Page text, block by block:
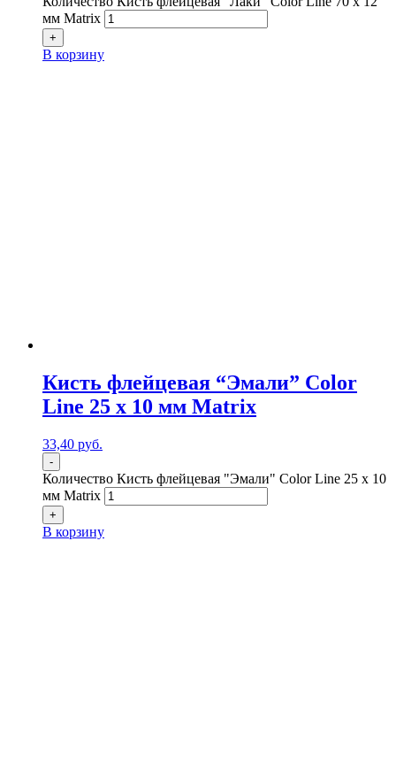
мм Matrix
+
В корзину
Кисть флейцевая “Эмали” Color
Line 25 х 10 мм Matrix
33,40 руб.
-
Количество Кисть флейцевая "Эмали" Color Line 25 х 10
мм Matrix
+
В корзину